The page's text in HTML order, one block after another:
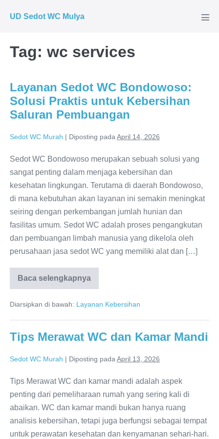
UD Sedot WC Mulya
Tag: wc services
Layanan Sedot WC Bondowoso:
Solusi Praktis untuk Kebersihan
Saluran Pembuangan
Sedot WC Murah | Diposting pada April 14, 2026
Sedot WC Bondowoso merupakan sebuah solusi yang
sangat penting dalam menjaga kebersihan dan
kesehatan lingkungan. Terutama di daerah Bondowoso,
di mana kebutuhan akan layanan ini semakin meningkat
seiring dengan perkembangan jumlah hunian dan
fasilitas umum. Sedot WC adalah proses pengangkutan
dan pembuangan limbah manusia yang dikelola oleh
perusahaan jasa sedot WC yang memiliki alat dan […]
Baca selengkapnya
Layanan
Sedot
Bondowoso:
Praktis
Kebersihan
Diarsipkan di bawah: Layanan Kebersihan
Tips Merawat WC dan Kamar Mandi
Sedot WC Murah | Diposting pada April 13, 2026
Tips Merawat WC dan kamar mandi adalah aspek
penting dari pemeliharaan rumah yang sering kali di
abaikan. WC dan kamar mandi bukan hanya ruang
analisis kebersihan, tetapi juga berfungsi sebagai tempat
untuk perawatan kesehatan dan kenyamanan sehari-hari.